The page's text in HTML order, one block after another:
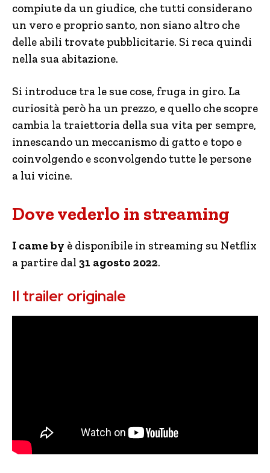
compiute da un giudice, che tutti considerano
un vero e proprio santo, non siano altro che
delle abili trovate pubblicitarie. Si reca quindi
nella sua abitazione.
Si introduce tra le sue cose, fruga in giro. La
curiosità però ha un prezzo, e quello che scopre
cambia la traiettoria della sua vita per sempre,
innescando un meccanismo di gatto e topo e
coinvolgendo e sconvolgendo tutte le persone
a lui vicine.
Dove vederlo in streaming
I came by è disponibile in streaming su Netflix
a partire dal 31 agosto 2022.
Il trailer originale